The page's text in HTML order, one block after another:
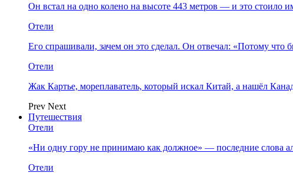
Он встал на одно колено на высоте 443 метров — и это стоило
Отели
Его спрашивали, зачем он это сделал. Он отвечал: «Потому что
Отели
Жак Картье, мореплаватель, который искал Китай, а нашёл
Prev Next
Путешествия
Отели
«Ни одну гору не принимаю как должное» — последние слова
Отели